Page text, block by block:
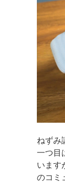
ラ
ブ
で
学
る
と
は”
の
ねずみ
一つ目
います
のコミ